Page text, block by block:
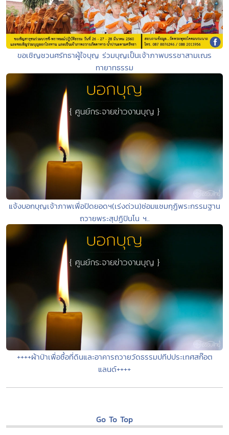
ขอเชิญชวนศรัทธาผู้ใจบุญ ร่วมบุญเป็นเจ้าภาพบรรชาสามเณร
ทายาทธรรม
แจ้งบอกบุญเจ้าภาพเพื่อปิดยอดฯ(เร่งด่วน)ซ่อมแซมกุฏิพระกรรมฐาน
ถวายพระสุปฏิปันโน ฯ..
++++ผ้าป่าเพื่อซื้อที่ดินและอาคารถวายวัดธรรมปทีปประเทศสก๊อต
แลนด์++++
Go To Top